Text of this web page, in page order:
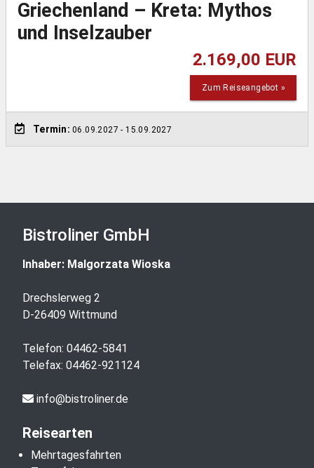
Griechenland – Kreta: Mythos
und Inselzauber
2.169,00 EUR
Zum Reiseangebot »
Termin: 06.09.2027- 15.09.2027
Bistroliner GmbH
Inhaber: Malgorzata Wioska
Drechslerweg 2
D-26409 Wittmund
Telefon: 04462-5841
Telefax: 04462-921124
info@bistroliner.de
Reisearten
Mehrtagesfahrten